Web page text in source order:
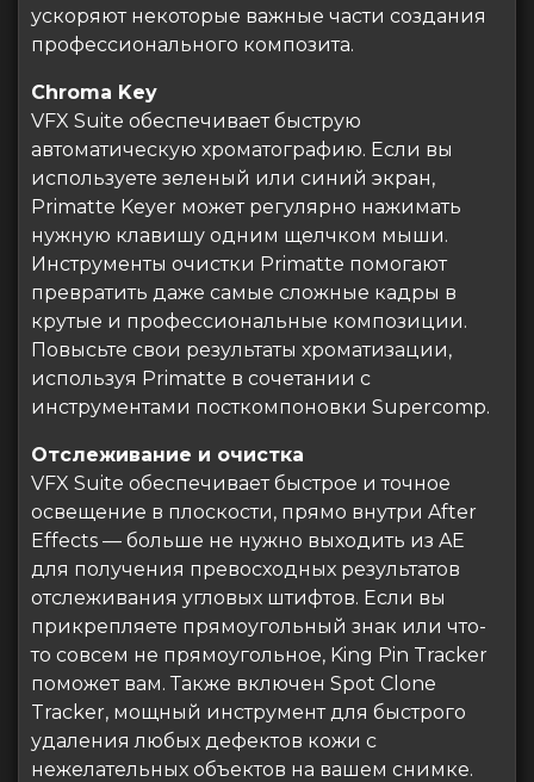
ускоряют некоторые важные части создания
профессионального композита.
Chroma Key
VFX Suite обеспечивает быструю
автоматическую хроматографию. Если вы
используете зеленый или синий экран,
Primatte Keyer может регулярно нажимать
нужную клавишу одним щелчком мыши.
Инструменты очистки Primatte помогают
превратить даже самые сложные кадры в
крутые и профессиональные композиции.
Повысьте свои результаты хроматизации,
используя Primatte в сочетании с
инструментами посткомпоновки Supercomp.
Отслеживание и очистка
VFX Suite обеспечивает быстрое и точное
освещение в плоскости, прямо внутри After
Effects — больше не нужно выходить из AE
для получения превосходных результатов
отслеживания угловых штифтов. Если вы
прикрепляете прямоугольный знак или что-
то совсем не прямоугольное, King Pin Tracker
поможет вам. Также включен Spot Clone
Tracker, мощный инструмент для быстрого
удаления любых дефектов кожи с
нежелательных объектов на вашем снимке.